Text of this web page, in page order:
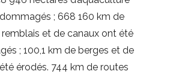
; 668 160 km de
remblais et de canaux ont été
; 100,1 km de berges et de
érodés. 744 km de routes